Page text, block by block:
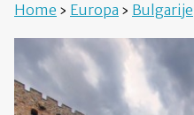
Home › Europa › Bulgarije